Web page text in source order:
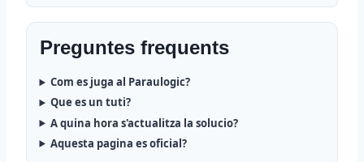
Preguntes frequents
Com es juga al Paraulogic?
Que es un tuti?
A quina hora s'actualitza la solucio?
Aquesta pagina es oficial?